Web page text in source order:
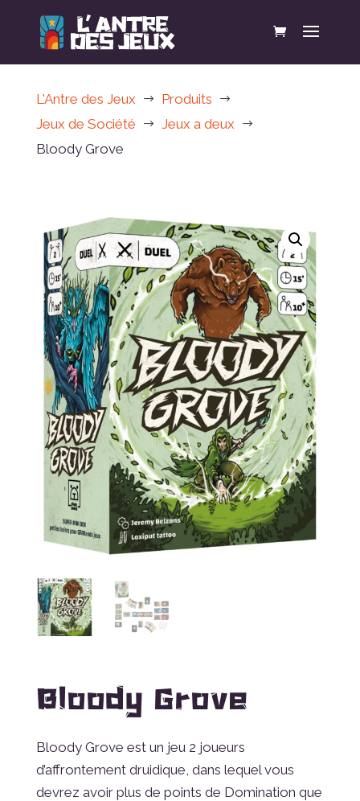
L'Antre des Jeux $ Produits $
Jeux de Société $ Jeux a deux $
Bloody Grove
Bloody Grove
Bloody Grove est un jeu 2 joueurs
d’affrontement druidique, dans lequel vous
devrez avoir plus de points de Domination que